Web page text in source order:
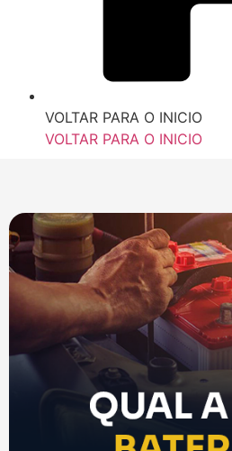
VOLTAR PARA O INICIO
VOLTAR PARA O INICIO